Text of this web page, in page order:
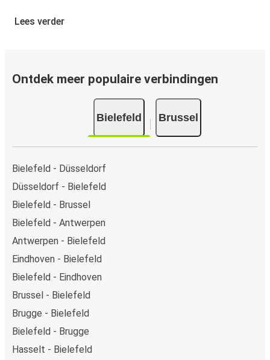
website of in de gratis FlixBus-app. In enkele klikken is
(VISA/Mastercard/Maestro/Amex/Diners
Lees verder
Ontdek meer populaire verbindingen
Bielefeld Brussel
Bielefeld - Düsseldorf
Düsseldorf - Bielefeld
Bielefeld - Brussel
Bielefeld - Antwerpen
Antwerpen - Bielefeld
Eindhoven - Bielefeld
Bielefeld - Eindhoven
Brussel - Bielefeld
Brugge - Bielefeld
Bielefeld - Brugge
Hasselt - Bielefeld